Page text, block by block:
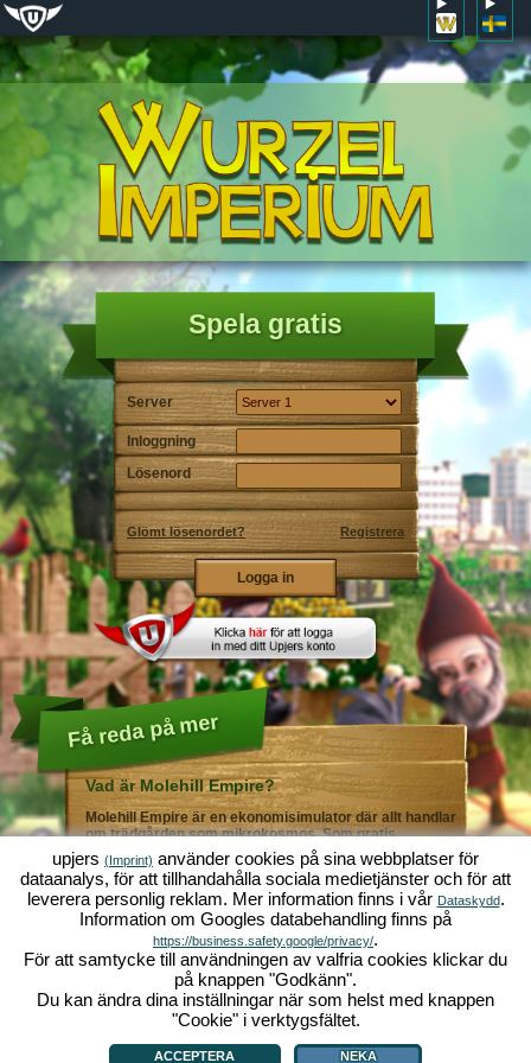
Spela gratis
Server
Inloggning
Lösenord
Glömt lösenordet? Registrera
Få reda på mer
Vad är Molehill Empire?
Molehill Empire är en ekonomisimulator där allt handlar
om trädgården som mikrokosmos. Som gratis
webbläsarspel fungerar det i din webbläsare - helt utan
ytterligare nedladdningar eller programinstallationer! I
rollen som trädgårdsmästare skapar du ditt eget gröna
paradis. Plantera! Vattna! Skörda! Du väljer mellan alla
möjliga olika grönsaker och frukter: tomater och
jordgubbar - eller kanske hellre morötter och sallad?
Gurka och broccoli? Äsch - varför inte fylla ditt
trädgårdsland med lite av varje!? Besök städerna
Grönadal och Metropola för att handla med andra
spelare. Köp nya, spännande grödor och ge livet i
örtagården en extra krydda med exklusiva
trädgårdsdekorationer. Uppfyll dina kunders önskemål
och var alltid mån om god grannsämja, så att inte din
Vad är Molehill Empire?|Bakgrund|Funktioner| Spelregler
Hantera Cookies
upjers (Imprint) använder cookies på sina webbplatser för
dataanalys, för att tillhandahålla sociala medietjänster och för att
leverera personlig reklam. Mer information finns i vår Dataskydd.
Information om Googles databehandling finns på
https://business.safety.google/privacy/.
För att samtycke till användningen av valfria cookies klickar du
på knappen "Godkänn".
Du kan ändra dina inställningar när som helst med knappen
"Cookie" i verktygsfältet.
ACCEPTERA NEKA